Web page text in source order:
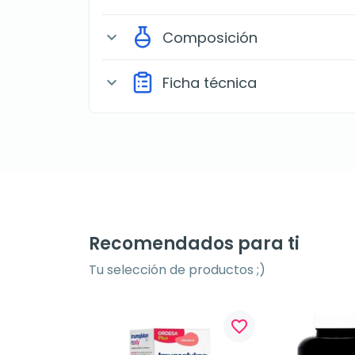
expand_more Composición
expand_more Ficha técnica
Recomendados para ti
Tu selección de productos ;)
favorite_border